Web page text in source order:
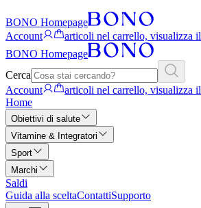
BONO Homepage
Account
articoli nel carrello, visualizza
BONO Homepage
Cerca
Account
articoli nel carrello, visualizza
Home
Obiettivi di salute
Vitamine & Integratori
Sport
Marchi
Saldi
Guida alla sceltaContattiSupporto